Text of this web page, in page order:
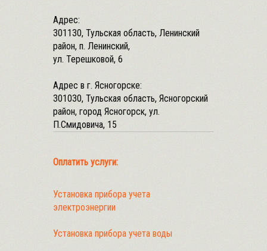
Адрес:
301130, Тульская область, Ленинский
район, п. Ленинский,
ул. Терешковой, 6
Адрес в г. Ясногорске:
301030, Тульская область, Ясногорский
район, город Ясногорск, ул.
П.Смидовича, 15
Оплатить услуги:
Установка прибора учета
электроэнергии
Установка прибора учета воды